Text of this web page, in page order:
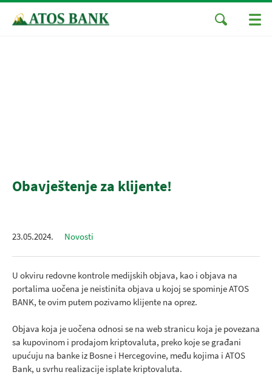
Obavještenje za klijente!
23.05.2024. Novosti
U okviru redovne kontrole medijskih objava, kao i objava na
portalima uočena je neistinita objava u kojoj se spominje ATOS
BANK, te ovim putem pozivamo klijente na oprez.
Objava koja je uočena odnosi se na web stranicu koja je povezana
sa kupovinom i prodajom kriptovaluta, preko koje se građani
upućuju na banke iz Bosne i Hercegovine, među kojima i ATOS
Bank, u svrhu realizacije isplate kriptovaluta.